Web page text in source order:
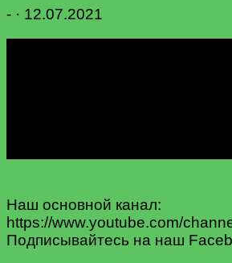
- · 12.07.2021
Наш основной канал:
https://www.youtube.com/
Подписывайтесь на наш